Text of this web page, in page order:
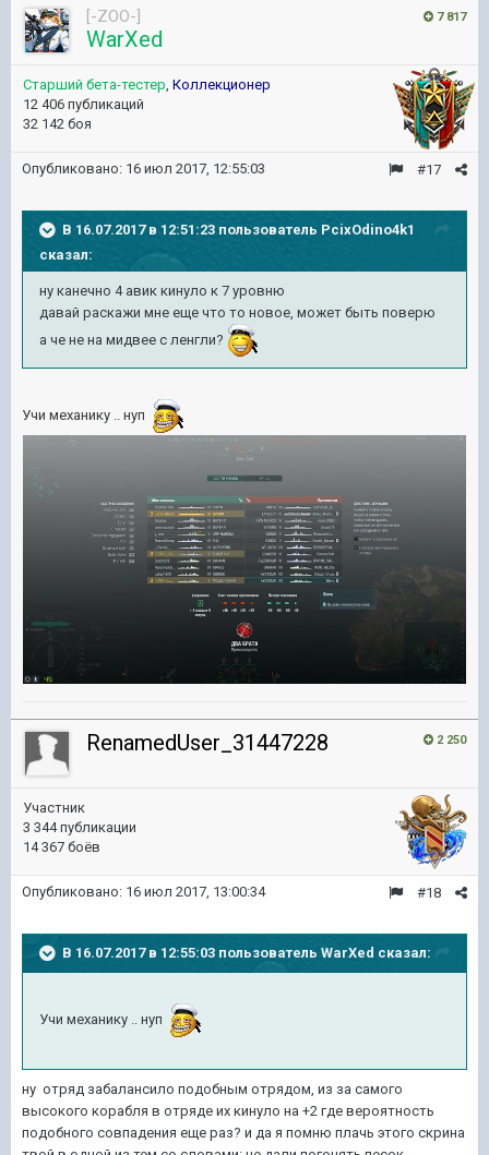
7 817
[-ZOO-]
WarXed
Старший бета-тестер, Коллекционер
12 406 публикаций
32 142 боя
#17
Опубликовано: 16 июл 2017, 12:55:03
В 16.07.2017 в 12:51:23 пользователь PcixOdino4k1
сказал:
ну канечно 4 авик кинуло к 7 уровню
давай раскажи мне еще что то новое, может быть поверю
а че не на мидвее с ленгли?
Учи механику .. нуп
2 250
RenamedUser_31447228
Участник
3 344 публикации
14 367 боёв
#18
Опубликовано: 16 июл 2017, 13:00:34
В 16.07.2017 в 12:55:03 пользователь WarXed сказал:
Учи механику .. нуп
ну отряд забалансило подобным отрядом, из за самого
высокого корабля в отряде их кинуло на +2 где вероятность
подобного совпадения еще раз? и да я помню плачь этого скрина